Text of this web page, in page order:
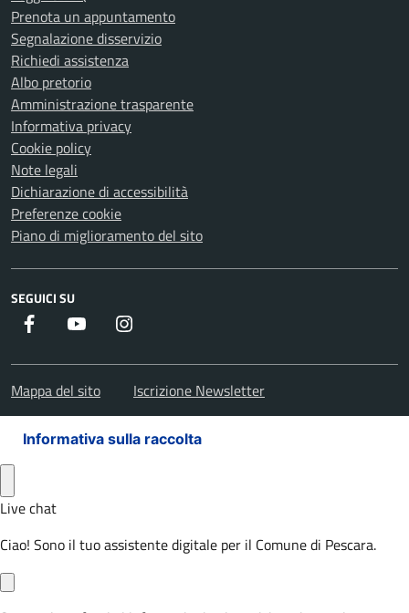
Prenota un appuntamento
Segnalazione disservizio
Richiedi assistenza
Albo pretorio
Amministrazione trasparente
Informativa privacy
Cookie policy
Note legali
Dichiarazione di accessibilità
Preferenze cookie
Piano di miglioramento del sito
SEGUICI SU
Facebook Youtube
Mappa del sito Iscrizione Newsletter
Informativa sulla raccolta